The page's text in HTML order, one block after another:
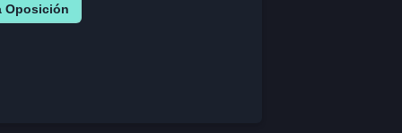
Oposición